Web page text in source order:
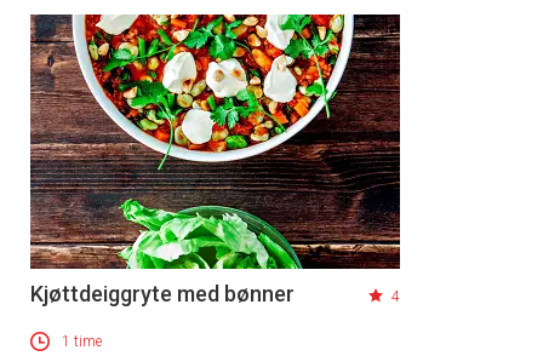
Kjøttdeiggryte med bønner 4
1 time